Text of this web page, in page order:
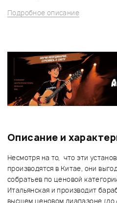
Подробное описание
Описание и
Несмотря на то, что эти
производятся в Китае, они
собратьев по ценовой
Итальянская и производит